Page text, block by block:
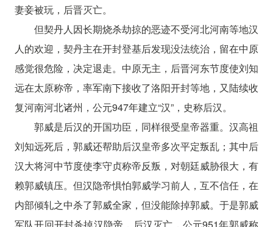
妻妾被玩，后晋灭亡。
但契丹人因长期烧杀劫掠的恶迹不受河北河南等地汉
人的欢迎，契丹主在开封登基后发现没法统治，留在中原
感觉很危险，决定退走。中原无主，后晋河东节度使刘知
远在太原称帝，率军南下接收了洛阳开封等地，又陆续收
复河南河北诸州，公元947年建立“汉”，史称后汉。
郭威是后汉的开国功臣，同样很受皇帝器重。汉高祖
刘知远死后，郭威还帮助后汉皇帝多次平定叛乱；其中后
汉大将河中节度使李守贞称帝反叛，对朝廷威胁很大，有
赖郭威镇压。但汉隐帝惧怕郭威学习前人，互不信任，在
内部倾轧之中杀了郭威全家，但没能除掉郭威。于是郭威
军队开回开封杀掉汉隐帝，后汉灭亡，公元951年郭威称